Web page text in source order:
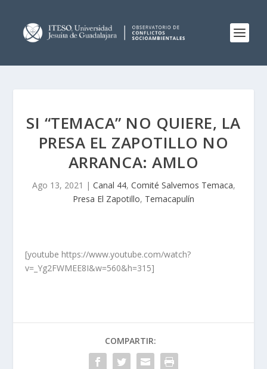
SI “TEMACA” NO QUIERE, LA
PRESA EL ZAPOTILLO NO
ARRANCA: AMLO
Ago 13, 2021 | Canal 44, Comité Salvemos Temaca,
Presa El Zapotillo, Temacapulín
[youtube https://www.youtube.com/watch?
v=_Yg2FWMEE8I&w=560&h=315]
COMPARTIR: